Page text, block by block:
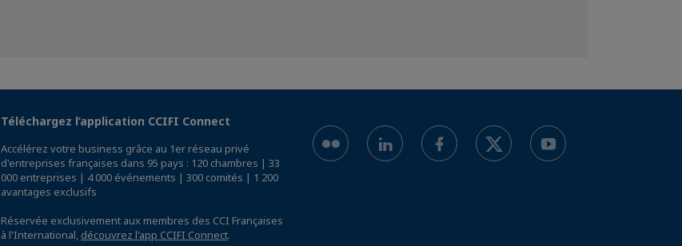
Téléchargez l’application CCIFI Connect
Accélérez votre business grâce au 1er réseau privé
d'entreprises françaises dans 95 pays : 120 chambres | 33
000 entreprises | 4 000 événements | 300 comités | 1 200
avantages exclusifs
Réservée exclusivement aux membres des CCI Françaises
à l'International, découvrez l'app CCIFI Connect.